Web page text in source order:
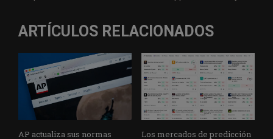
ARTÍCULOS RELACIONADOS
AP actualiza sus normas
Los mercados de predicción